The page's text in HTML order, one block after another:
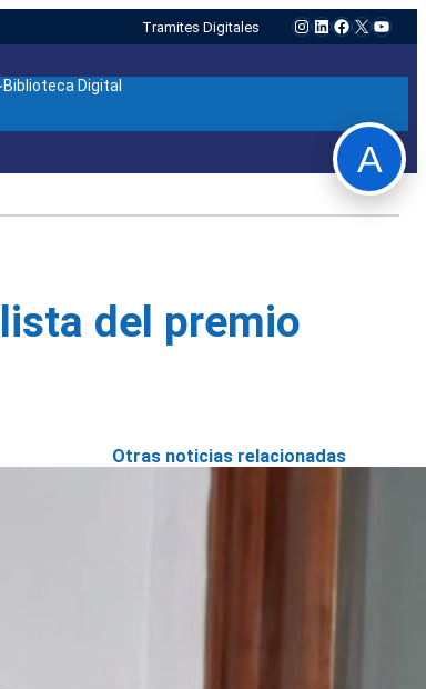
Tramites Digitales Instagram
LinkedIn
Facebook
X
Biblioteca Digital
del premio
Otras noticias relacionadas
Profesor de escuela municipal
A